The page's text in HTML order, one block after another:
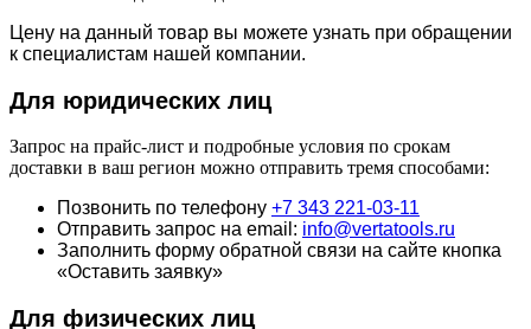
Цену на данный товар вы можете узнать при обращении
к специалистам нашей компании.
Для юридических лиц
Запрос на прайс-лист и подробные условия по срокам
доставки в ваш регион можно отправить тремя способами:
Позвонить по телефону +7 343 221-03-11
Отправить запрос на email: info@vertatools.ru
Заполнить форму обратной связи на сайте кнопка
«Оставить заявку»
Для физических лиц